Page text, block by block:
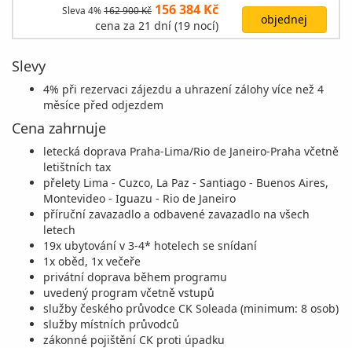
Sleva 4%162 900 Kč 156 384 Kč
cena za 21 dní (19 nocí) objednej
Slevy
4% při rezervaci zájezdu a uhrazení zálohy více než 4
měsíce před odjezdem
Cena zahrnuje
letecká doprava Praha-Lima/Rio de Janeiro-Praha včetně
letištních tax
přelety Lima - Cuzco, La Paz - Santiago - Buenos Aires,
Montevideo - Iguazu - Rio de Janeiro
příruční zavazadlo a odbavené zavazadlo na všech
letech
19x ubytování v 3-4* hotelech se snídaní
1x oběd, 1x večeře
privátní doprava během programu
uvedený program včetně vstupů
služby českého průvodce CK Soleada (minimum: 8 osob)
služby místních průvodců
zákonné pojištění CK proti úpadku